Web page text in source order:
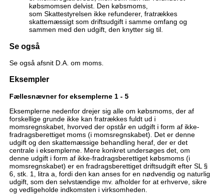
købsmomsen delvist. Den købsmoms,
som Skattestyrelsen ikke refunderer, fratrækkes
skattemæssigt som driftsudgift i samme omfang og
sammen med den udgift, den knytter sig til.
Se også
Se også afsnit D.A. om moms.
Eksempler
Fællesnævner for eksemplerne 1 - 5
Eksemplerne nedenfor drejer sig alle om købsmoms, der af
forskellige grunde ikke kan fratrækkes fuldt ud i
momsregnskabet, hvorved der opstår en udgift i form af ikke-
fradragsberettiget moms (i momsregnskabet). Det er denne
udgift og den skattemæssige behandling heraf, der er det
centrale i eksemplerne. Mere konkret undersøges det, om
denne udgift i form af ikke-fradragsberettiget købsmoms (i
momsregnskabet) er en fradragsberettiget driftsudgift efter SL §
6, stk. 1, litra a, fordi den kan anses for en nødvendig og naturlig
udgift, som den selvstændige mv. afholder for at erhverve, sikre
og vedligeholde indkomsten i virksomheden.